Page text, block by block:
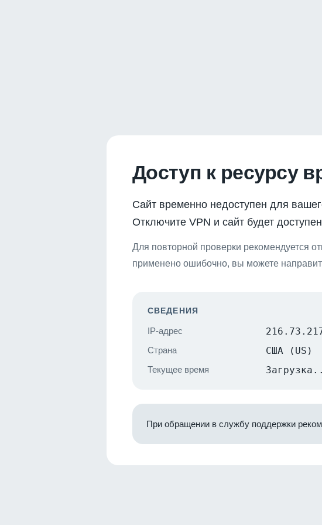
Доступ к ресурсу
Сайт временно недоступен для
Отключите VPN и сайт будет
Для повторной проверки рекомендуется
применено ошибочно, вы можете
СВЕДЕНИЯ
IP-адрес
Страна США (US)
Текущее время
При обращении в службу поддержки